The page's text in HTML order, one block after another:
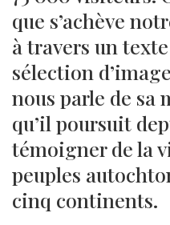
que s’achève
à travers un
sélection
nous parle de sa
qu’il poursuit
témoigner de la
peuples
cinq continents.